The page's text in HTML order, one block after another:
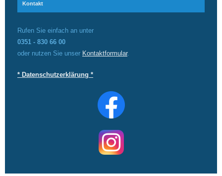
Kontakt
Rufen Sie einfach an unter
0351 - 830 66 00
oder nutzen Sie unser Kontaktformular.
* Datenschutzerklärung *